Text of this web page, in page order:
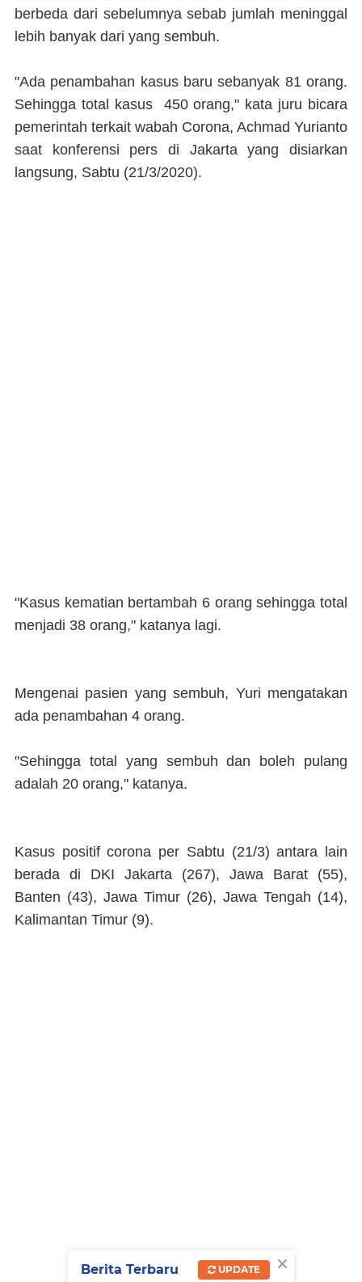
berbeda dari sebelumnya sebab jumlah meninggal
lebih banyak dari yang sembuh.
"Ada penambahan kasus baru sebanyak 81 orang.
Sehingga total kasus 450 orang," kata juru bicara
pemerintah terkait wabah Corona, Achmad Yurianto
saat konferensi pers di Jakarta yang disiarkan
langsung, Sabtu (21/3/2020).
"Kasus kematian bertambah 6 orang sehingga total
menjadi 38 orang," katanya lagi.
Mengenai pasien yang sembuh, Yuri mengatakan
ada penambahan 4 orang.
"Sehingga total yang sembuh dan boleh pulang
adalah 20 orang," katanya.
Kasus positif corona per Sabtu (21/3) antara lain
berada di DKI Jakarta (267), Jawa Barat (55),
Banten (43), Jawa Timur (26), Jawa Tengah (14),
Kalimantan Timur (9).
×
Berita Terbaru UPDATE